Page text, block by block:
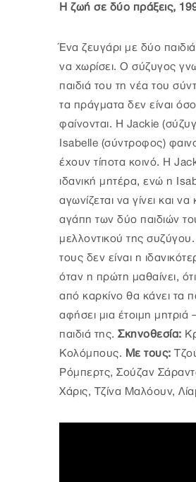
Η ζωή σε δύο πράξεις,
Ένα ζευγάρι με δύο
να χωρίσει. Ο σύζυγος
παιδιά του τη νέα του
τα πράγματα δεν είναι
φαίνονται. Η Jackie
Isabelle (σύντροφος)
έχουν τίποτα κοινό. Η
ιδανική μητέρα, ενώ η
αγωνίζεται να γίνει και να
αγάπη των δύο παιδιών
μελλοντικού της
τους δεν είναι η
όταν η πρώτη μαθαίνει,
από καρκίνο θα κάνει τα
αφήσει μια έτοιμη μητριά
παιδιά της. Σκηνοθεσία:
Κολόμπους. Με τους:
Ρόμπερτς, Σούζαν
Χάρις, Τζίνα Μαλόουν,